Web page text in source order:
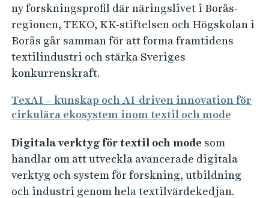
ny forskningsprofil där näringslivet i Borås-
regionen, TEKO, KK-stiftelsen och Högskolan i
Borås går samman för att forma framtidens
textilindustri och stärka Sveriges
konkurrenskraft.
TexAI – kunskap och AI-driven innovation för
cirkulära ekosystem inom textil och mode
Digitala verktyg för textil och mode som
handlar om att utveckla avancerade digitala
verktyg och system för forskning, utbildning
och industri genom hela textilvärdekedjan.